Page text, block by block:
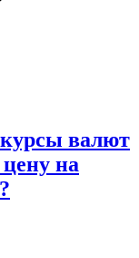
валют
на